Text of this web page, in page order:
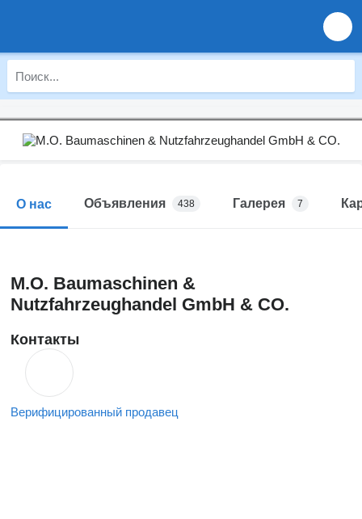
О нас Объявления 438 Галерея 7
M.O. Baumaschinen &
Nutzfahrzeughandel GmbH & CO.
Контакты
Верифицированный продавец